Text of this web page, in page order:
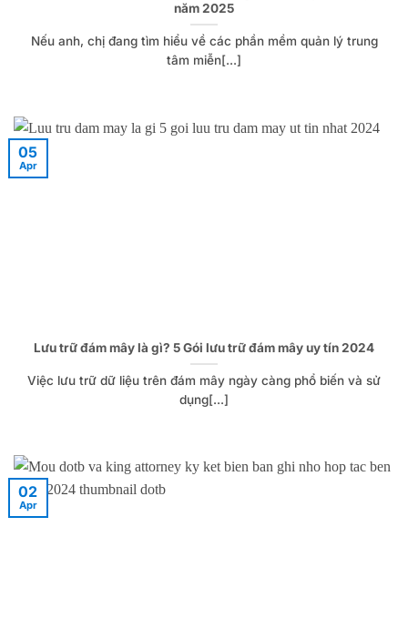
năm 2025
Nếu anh, chị đang tìm hiểu về các phần mềm quản lý trung
tâm miễn[...]
Lưu trữ đám mây là gì? 5 Gói lưu trữ đám mây uy tín 2024
Việc lưu trữ dữ liệu trên đám mây ngày càng phổ biến và sử
dụng[...]
05
Apr
02
Apr